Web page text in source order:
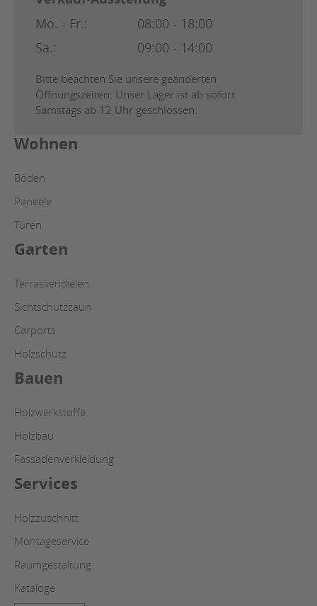
Mo. - Fr.:
08:00 - 18:00
Sa.:
09:00 - 14:00
Bitte beachten Sie unsere geänderten
Öffnungszeiten: Unser Lager ist ab sofort
Samstags ab 12 Uhr geschlossen.
Wohnen
Böden
Paneele
Türen
Garten
Terrassendielen
Sichtschutzzaun
Carports
Holzschutz
Bauen
Holzwerkstoffe
Holzbau
Fassadenverkleidung
Services
Holzzuschnitt
Montageservice
Raumgestaltung
Kataloge